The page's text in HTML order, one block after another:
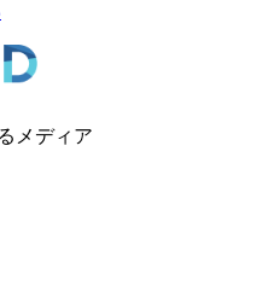
メディア